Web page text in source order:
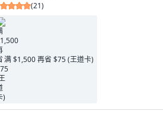
(21)
满 $1,500 再省 $75 (王道卡)